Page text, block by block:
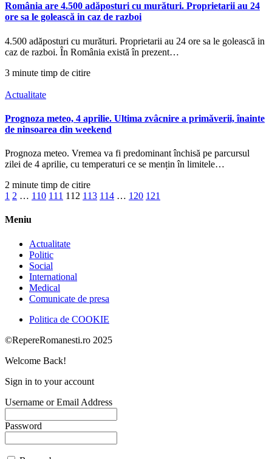
România are 4.500 adăposturi cu murături. Proprietarii au 24
ore sa le golească in caz de razboi
4.500 adăposturi cu murături. Proprietarii au 24 ore sa le golească in
caz de razboi. În România există în prezent…
3 minute timp de citire
Actualitate
Prognoza meteo, 4 aprilie. Ultima zvâcnire a primăverii, înainte
de ninsoarea din weekend
Prognoza meteo. Vremea va fi predominant închisă pe parcursul
zilei de 4 aprilie, cu temperaturi ce se mențin în limitele…
2 minute timp de citire
1 2 … 110 111 112 113 114 … 120 121
Meniu
Actualitate
Politic
Social
International
Medical
Comunicate de presa
Politica de COOKIE
©RepereRomanesti.ro 2025
Welcome Back!
Sign in to your account
Username or Email Address
Password